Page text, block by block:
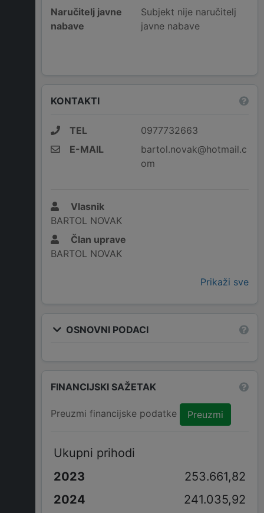
Naručitelj javne
nabave
Subjekt nije naručitelj
javne nabave
KONTAKTI
TEL
0977732663
E-MAIL
bartol.novak@hotmail.c
om
Vlasnik
BARTOL NOVAK
Član uprave
BARTOL NOVAK
Prikaži sve
OSNOVNI PODACI
FINANCIJSKI SAŽETAK
Preuzmi financijske podatke Preuzmi
Ukupni prihodi
253.661,82
241.035,92